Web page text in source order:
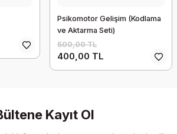
Psikomotor Gelişim (Kodlama
ve Aktarma Seti)
500,00 TL
400,00 TL
Kayıt Ol